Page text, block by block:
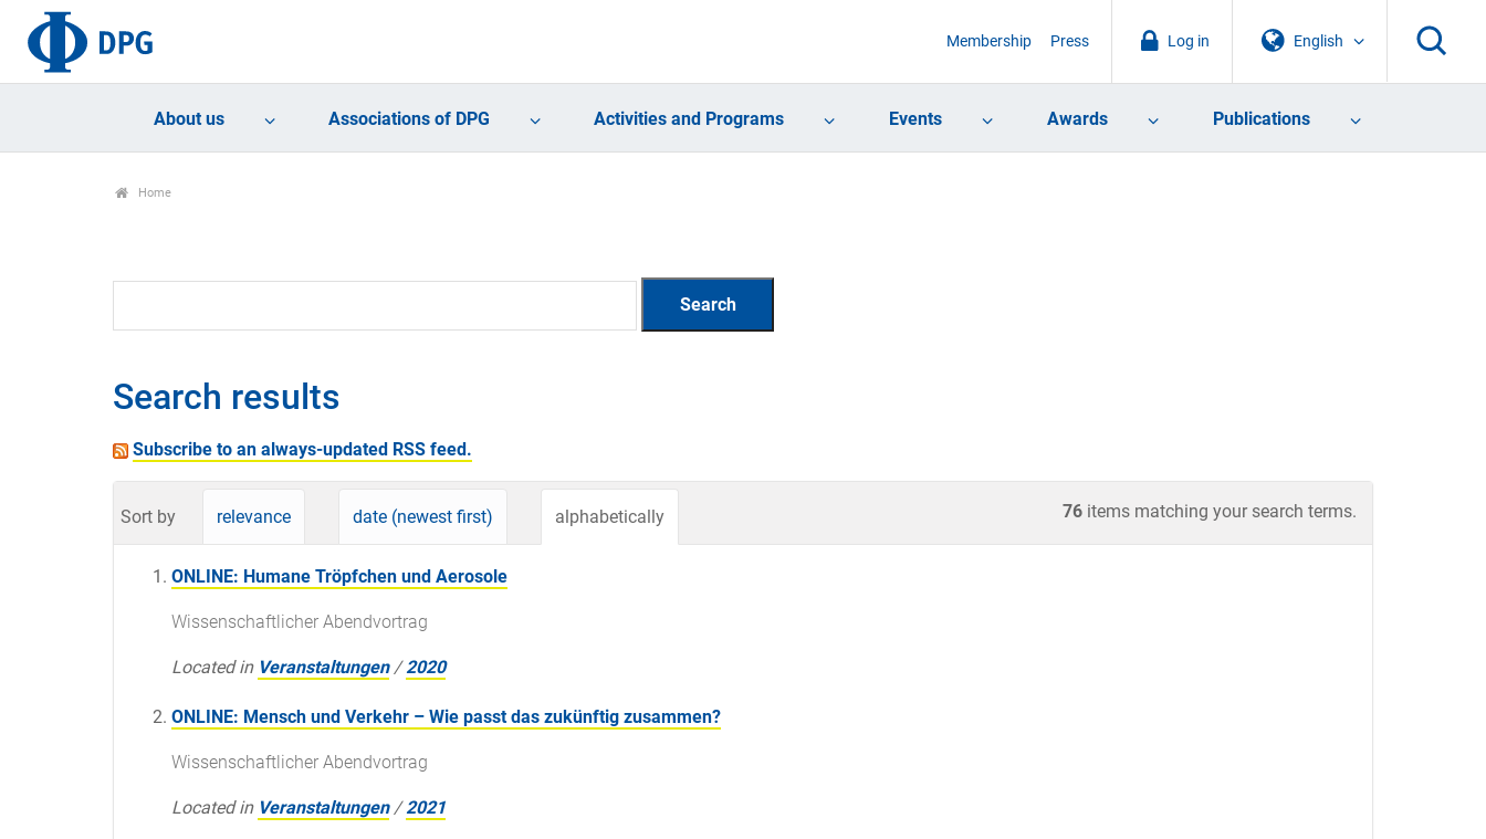
English
Log in
Membership Press
About us Associations of DPG Activities and Programs Events Awards Publications
Home
Search results
Subscribe to an always-updated RSS feed.
76 items matching your search terms.
Sort by relevance date (newest first) alphabetically
ONLINE: Humane Tröpfchen und Aerosole
Wissenschaftlicher Abendvortrag
Located in Veranstaltungen /2020
ONLINE: Mensch und Verkehr – Wie passt das zukünftig zusammen?
Wissenschaftlicher Abendvortrag
Located in Veranstaltungen /2021